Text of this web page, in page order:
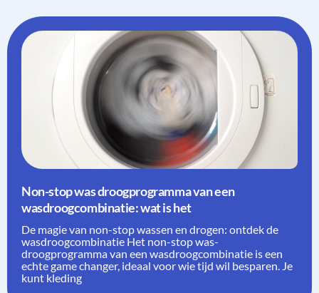
Non-stop was droogprogramma van een
wasdroogcombinatie: wat is het
De magie van non-stop wassen en drogen: ontdek de
wasdroogcombinatie Het non-stop was-
droogprogramma van een wasdroogcombinatie is een
echte game changer, ideaal voor wie tijd wil besparen. Je
kunt kleding